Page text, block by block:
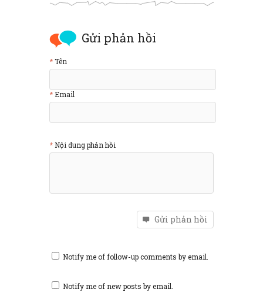
Gửi phản hồi
Tên
Email
Nội dung phản hồi
Gửi phản hồi
Notify me of follow-up comments by email.
Notify me of new posts by email.